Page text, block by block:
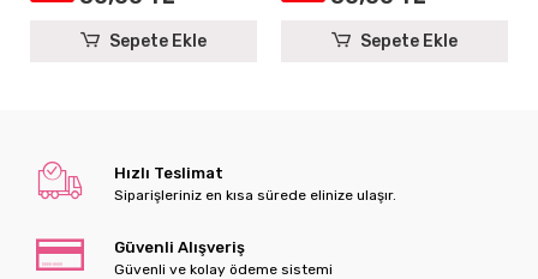
Sepete Ekle Sepete Ekle
Hızlı Teslimat
Siparişleriniz en kısa sürede elinize ulaşır.
Güvenli Alışveriş
Güvenli ve kolay ödeme sistemi